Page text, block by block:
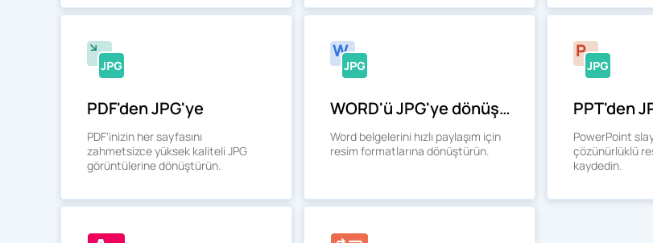
PDF'den JPG'ye
PDF'inizin her sayfasını
zahmetsizce yüksek kaliteli JPG
görüntülerine dönüştürün.
WORD'ü JPG'ye dönüştür
Word belgelerini hızlı paylaşım için
resim formatlarına dönüştürün.
PPT'den
PowerPoint
çözünürlüklü
kaydedin.